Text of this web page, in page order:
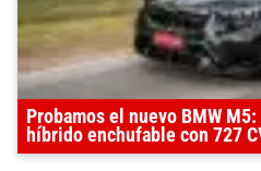
Probamos el nuevo BMW
híbrido enchufable con 727